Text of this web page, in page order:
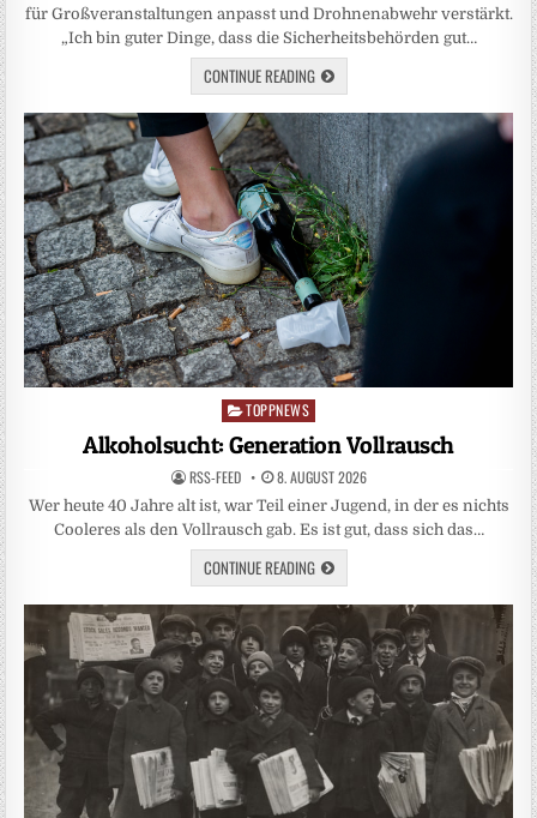
für Großveranstaltungen anpasst und Drohnenabwehr verstärkt.
„Ich bin guter Dinge, dass die Sicherheitsbehörden gut…
CONTINUE READING
Posted
in
TOPPNEWS
Alkoholsucht: Generation Vollrausch
RSS-FEED 8. AUGUST 2026
Wer heute 40 Jahre alt ist, war Teil einer Jugend, in der es nichts
Cooleres als den Vollrausch gab. Es ist gut, dass sich das…
CONTINUE READING